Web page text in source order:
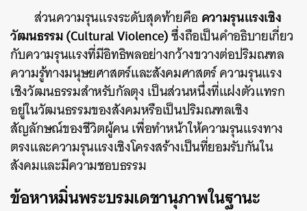
ส่วนความรุนแรงระดับสุดท้ายคือ ความรุนแรงเชิง
วัฒนธรรม (Cultural Violence)ซึ่งถือเป็นคำอธิบายเกี่ยว
กับความรุนแรงที่มีอิทธิพลอย่างกว้างขวางต่อปริมณฑล
ความรู้ทางมนุษยศาสตร์และสังคมศาสตร์ ความรุนแรง
เชิงวัฒนธรรมสำหรับกัลตุง เป็นส่วนหนึ่งที่แฝงตัวแทรก
อยู่ในวัฒนธรรมของสังคมหรือเป็นปริมณฑลเชิง
สัญลักษณ์ของชีวิตผู้คน เพื่อทำหน้าให้ความรุนแรงทาง
ตรงและความรุนแรงเชิงโครงสร้างเป็นที่ยอมรับกันใน
สังคมและมีความชอบธรรม
ข้อหาหมิ่นพระบรมเดชานุภาพในฐานะ